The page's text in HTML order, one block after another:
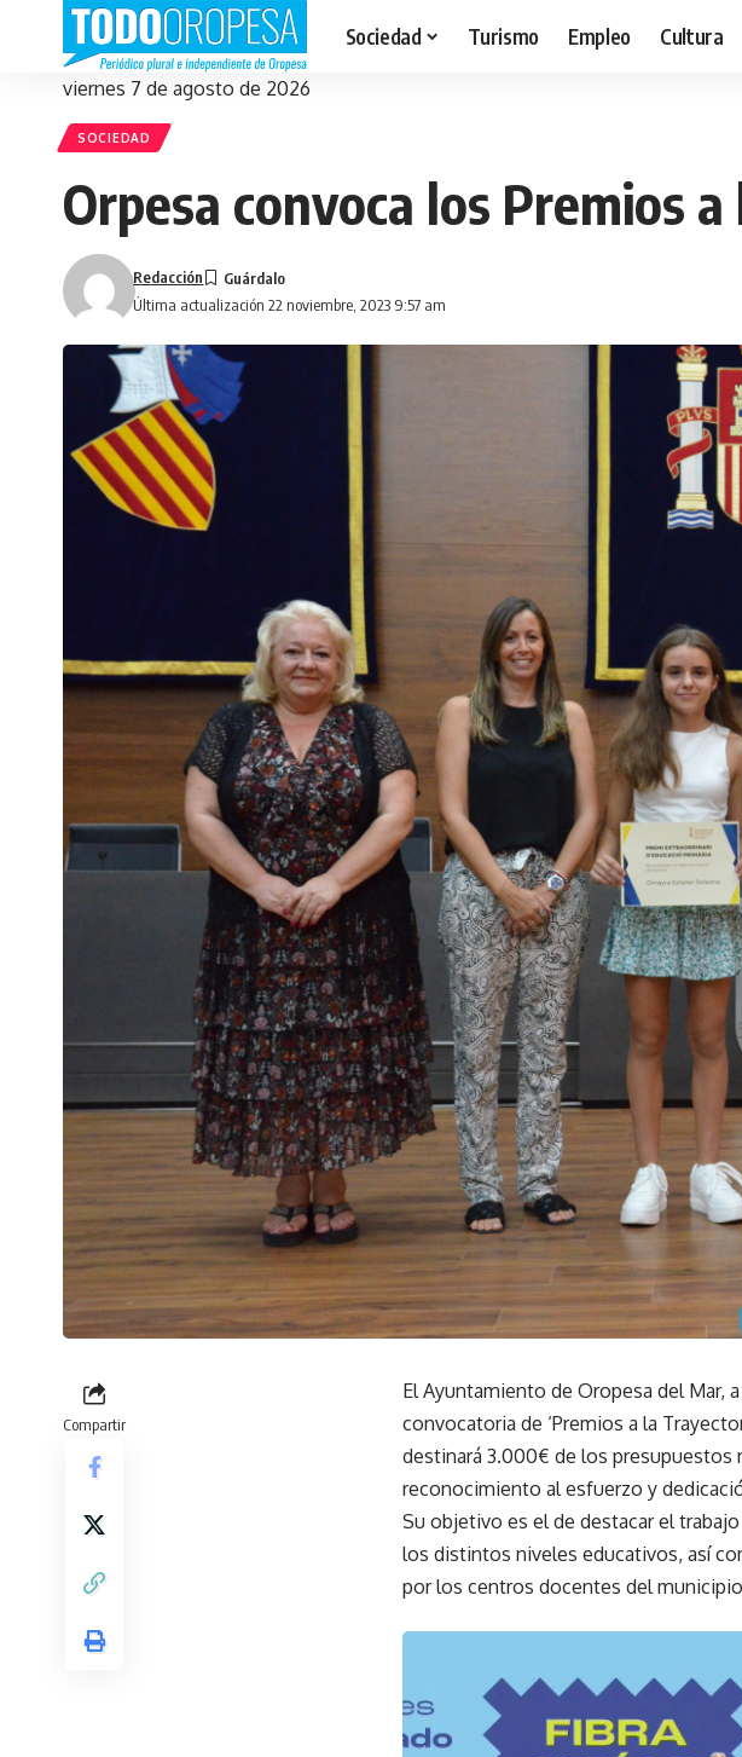
Sociedad Turismo Empleo Cultura
viernes 7 de agosto de 2026
SOCIEDAD
Orpesa convoca los Premios
Última actualización 22 noviembre, 2023 9:57 am
Redacción
Compartir
El Ayuntamiento de Oropesa del Mar,
convocatoria de ‘Premios a la
destinará 3.000€ de los presupuestos
reconocimiento al esfuerzo y
Su objetivo es el de destacar el
los distintos niveles educativos, así
por los centros docentes del